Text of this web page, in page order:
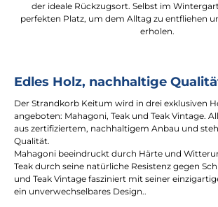
der ideale Rückzugsort. Selbst im
perfekten Platz, um dem Alltag zu entfliehen
erholen.
Edles Holz, nachhaltige
Der Strandkorb Keitum wird in drei exklusiven
angeboten: Mahagoni, Teak und Teak Vintage.
aus zertifiziertem, nachhaltigem Anbau und
Qualität.
Mahagoni beeindruckt durch Härte und
Teak durch seine natürliche Resistenz gegen
und Teak Vintage fasziniert mit seiner
ein unverwechselbares Design..